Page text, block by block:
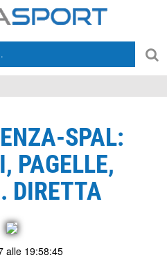
SPAL:
PAGELLE,
DIRETTA
alle 19:58:45